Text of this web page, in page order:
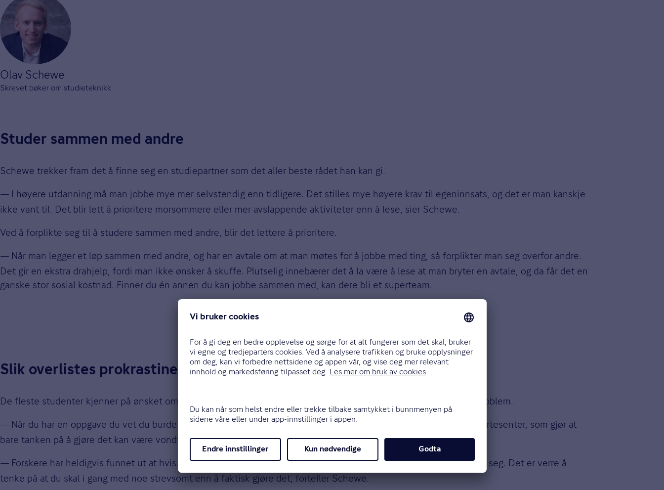
Olav Schewe
Skrevet bøker om studieteknikk
Studer sammen med andre
Schewe trekker fram det å finne seg en studiepartner som det aller beste rådet han kan gi.
— I høyere utdanning må man jobbe mye mer selvstendig enn tidligere. Det stilles mye høyere krav til egeninnsats, og det er man kanskje
ikke vant til. Det blir lett å prioritere morsommere eller mer avslappende aktiviteter enn å lese, sier Schewe.
Ved å forplikte seg til å studere sammen med andre, blir det lettere å prioritere.
— Når man legger et løp sammen med andre, og har en avtale om at man møtes for å jobbe med ting, så forplikter man seg overfor andre.
Det gir en ekstra drahjelp, fordi man ikke ønsker å skuffe. Plutselig innebærer det å la være å lese at man bryter en avtale, og da får det en
ganske stor sosial kostnad. Finner du én annen du kan jobbe sammen med, kan dere bli et superteam.
Slik overlistes prokrastineringen
De fleste studenter kjenner på ønsket om å la være å gå i gang med lesingen, og prokrastinering kan raskt bli et problem.
— Når du har en oppgave du vet du burde gjøre, men ikke har så lyst til å gjøre, kan hjernen faktisk aktivere et smertesenter, som gjør at
bare tanken på å gjøre det kan være vondt og ubehagelig. Man kan rett og slett kjenne fysisk ubehag.
— Forskere har heldigvis funnet ut at hvis man bare kommer i gang med oppgavene, så vil denne smertefølelsen gi seg. Det er verre å
tenke på at du skal i gang med noe strevsomt enn å faktisk gjøre det, forteller Schewe.